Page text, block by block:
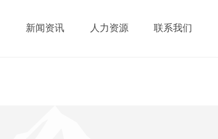
新闻资讯 人力资源 联系我们